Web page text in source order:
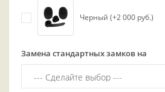
Черный (+2 000 руб.)
Замена стандартных замков на